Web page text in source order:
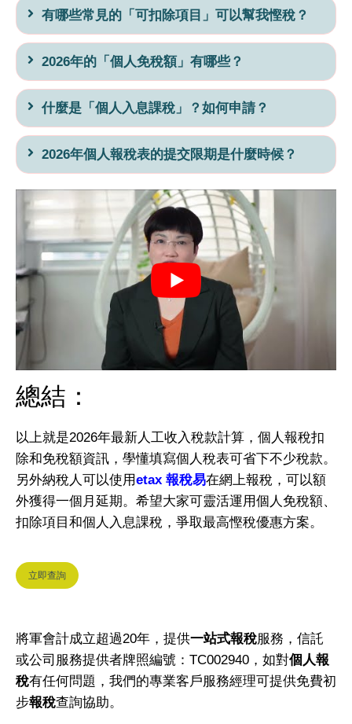
有哪些常見的「可扣除項目」可以幫我慳稅？
2026年的「個人免稅額」有哪些？
什麼是「個人入息課稅」？如何申請？
2026年個人報稅表的提交限期是什麼時候？
總結：
以上就是2026年最新人工收入稅款計算，個人報稅扣
除和免稅額資訊，學懂填寫個人稅表可省下不少稅款。
另外納稅人可以使用etax 報稅易在網上報稅，可以額
外獲得一個月延期。希望大家可靈活運用個人免稅額、
扣除項目和個人入息課稅，爭取最高慳稅優惠方案。
立即查詢
將軍會計成立超過20年，提供一站式報稅服務，信託
或公司服務提供者牌照編號：TC002940，如對個人報
稅有任何問題，我們的專業客戶服務經理可提供免費初
步報稅查詢協助。